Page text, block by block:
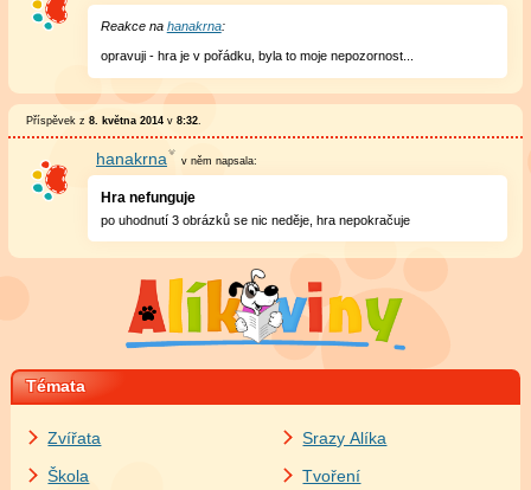
Reakce na hanakrna:
opravuji - hra je v pořádku, byla to moje nepozornost...
Příspěvek z 8. května 2014v 8:32.
hanakrna v němnapsala:
Hra nefunguje
po uhodnutí 3 obrázků se nic neděje, hra nepokračuje
Témata
Zvířata
Škola
Srazy Alíka
Tvoření